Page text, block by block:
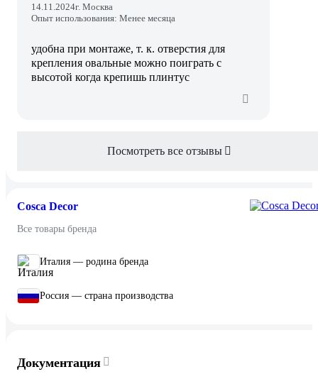
14.11.2024г. Москва
Опыт использования: Менее месяца
удобна при монтаже, т. к. отверстия для
крепления овальные можно поиграть с
высотой когда крепишь плинтус
Посмотреть все отзывы
Cosca Decor
Все товары бренда
Италия — родина бренда
Россия — страна производства
Документация